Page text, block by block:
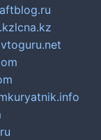
lcna.kz
kuryatnik.info